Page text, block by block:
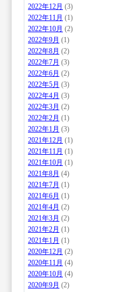
2022年12月 (3)
2022年11月 (1)
2022年10月 (2)
2022年9月 (1)
2022年8月 (2)
2022年7月 (3)
2022年6月 (2)
2022年5月 (3)
2022年4月 (3)
2022年3月 (2)
2022年2月 (1)
2022年1月 (3)
2021年12月 (1)
2021年11月 (1)
2021年10月 (1)
2021年8月 (4)
2021年7月 (1)
2021年6月 (1)
2021年4月 (2)
2021年3月 (2)
2021年2月 (1)
2021年1月 (1)
2020年12月 (2)
2020年11月 (4)
2020年10月 (4)
2020年9月 (2)